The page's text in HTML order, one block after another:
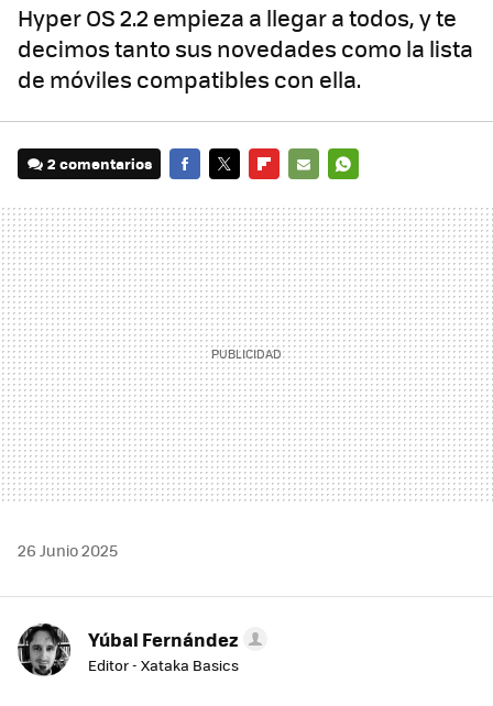
Hyper OS 2.2 empieza a llegar a todos, y te
decimos tanto sus novedades como la lista
de móviles compatibles con ella.
2 comentarios
MAIL
26 Junio 2025
Yúbal Fernández
Editor - Xataka Basics